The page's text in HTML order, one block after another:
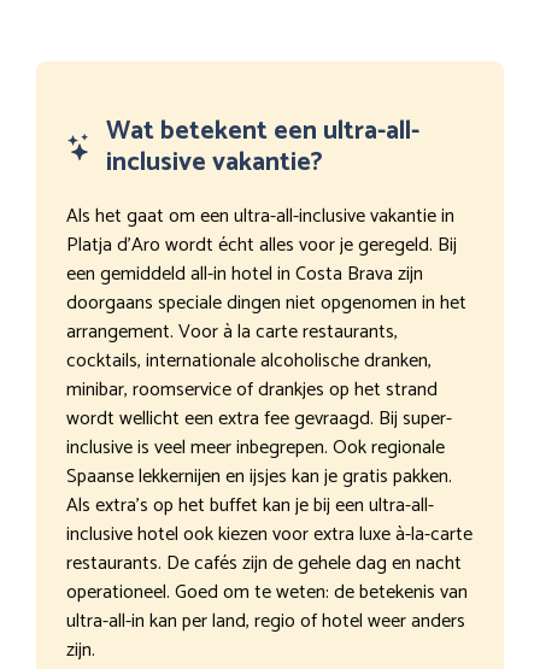
Wat betekent een ultra-all-
inclusive vakantie?
Als het gaat om een ultra-all-inclusive vakantie in
Platja d’Aro wordt écht alles voor je geregeld. Bij
een gemiddeld all-in hotel in Costa Brava zijn
doorgaans speciale dingen niet opgenomen in het
arrangement. Voor à la carte restaurants,
cocktails, internationale alcoholische dranken,
minibar, roomservice of drankjes op het strand
wordt wellicht een extra fee gevraagd. Bij super-
inclusive is veel meer inbegrepen. Ook regionale
Spaanse lekkernijen en ijsjes kan je gratis pakken.
Als extra’s op het buffet kan je bij een ultra-all-
inclusive hotel ook kiezen voor extra luxe à-la-carte
restaurants. De cafés zijn de gehele dag en nacht
operationeel. Goed om te weten: de betekenis van
ultra-all-in kan per land, regio of hotel weer anders
zijn.